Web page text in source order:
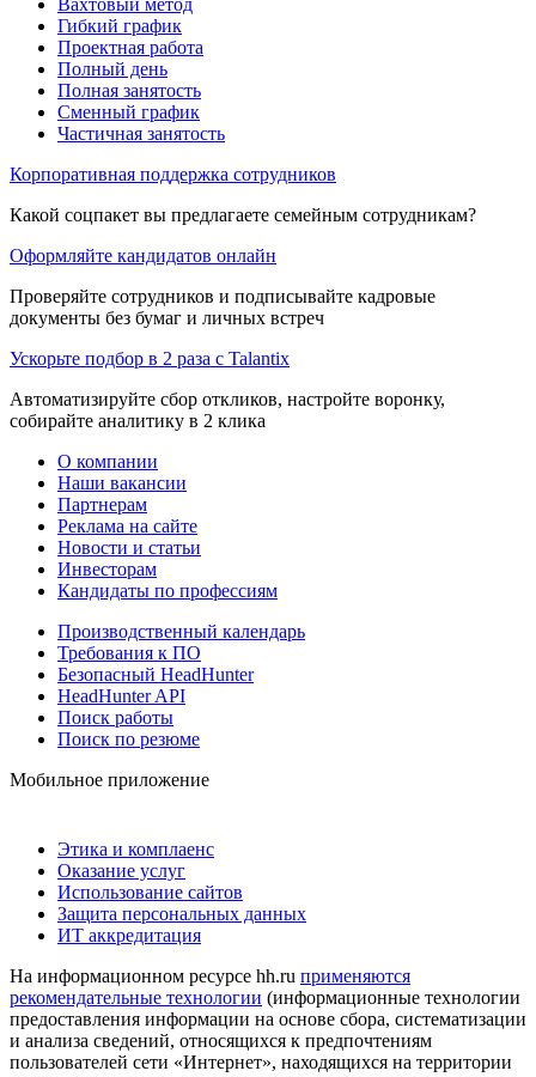
Гибкий график
Проектная работа
Полный день
Полная занятость
Сменный график
Частичная занятость
Корпоративная поддержка сотрудников
Какой соцпакет вы предлагаете семейным сотрудникам?
Оформляйте кандидатов онлайн
Проверяйте сотрудников и подписывайте кадровые
документы без бумаг и личных встреч
Ускорьте подбор в 2 раза с Talantix
Автоматизируйте сбор откликов, настройте воронку,
собирайте аналитику в 2 клика
О компании
Наши вакансии
Партнерам
Реклама на сайте
Новости и статьи
Инвесторам
Кандидаты по профессиям
Производственный календарь
Требования к ПО
Безопасный HeadHunter
HeadHunter API
Поиск работы
Поиск по резюме
Мобильное приложение
Этика и комплаенс
Оказание услуг
Использование сайтов
Защита персональных данных
ИТ аккредитация
На информационном ресурсе hh.ru применяются
рекомендательные технологии (информационные технологии
предоставления информации на основе сбора, систематизации
и анализа сведений, относящихся к предпочтениям
пользователей сети «Интернет», находящихся на территории